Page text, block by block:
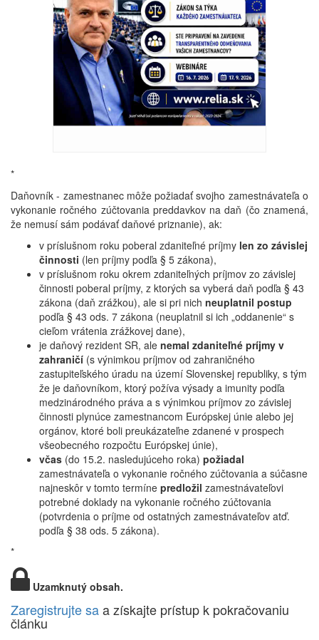
*
Daňovník - zamestnanec môže požiadať svojho zamestnávateľa o
vykonanie ročného zúčtovania preddavkov na daň (čo znamená,
že nemusí sám podávať daňové priznanie), ak:
v príslušnom roku poberal zdaniteľné príjmy len zo závislej
činnosti (len príjmy podľa § 5 zákona),
v príslušnom roku okrem zdaniteľných príjmov zo závislej
činnosti poberal príjmy, z ktorých sa vyberá daň podľa § 43
zákona (daň zrážkou), ale si pri nich neuplatnil postup
podľa § 43 ods. 7 zákona (neuplatnil si ich „oddanenie“ s
cieľom vrátenia zrážkovej dane),
je daňový rezident SR, ale nemal zdaniteľné príjmy v
zahraničí (s výnimkou príjmov od zahraničného
zastupiteľského úradu na území Slovenskej republiky, s tým
že je daňovníkom, ktorý požíva výsady a imunity podľa
medzinárodného práva a s výnimkou príjmov zo závislej
činnosti plynúce zamestnancom Európskej únie alebo jej
orgánov, ktoré boli preukázateľne zdanené v prospech
všeobecného rozpočtu Európskej únie),
včas (do 15.2. nasledujúceho roka) požiadal
zamestnávateľa o vykonanie ročného zúčtovania a súčasne
najneskôr v tomto termíne predložil zamestnávateľovi
potrebné doklady na vykonanie ročného zúčtovania
(potvrdenia o príjme od ostatných zamestnávateľov atď.
podľa § 38 ods. 5 zákona).
*
Uzamknutý obsah.
Zaregistrujte saa získajte prístup k pokračovaniu
článku